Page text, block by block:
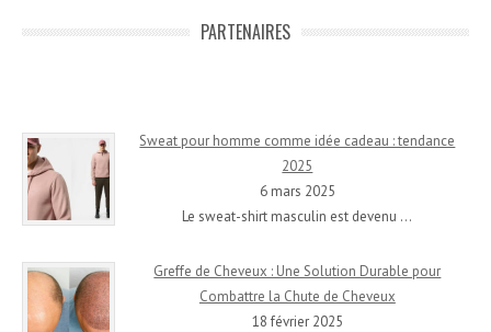
PARTENAIRES
Sweat pour homme comme idée cadeau : tendance
2025
6 mars 2025
Le sweat-shirt masculin est devenu …
Greffe de Cheveux : Une Solution Durable pour
Combattre la Chute de Cheveux
18 février 2025